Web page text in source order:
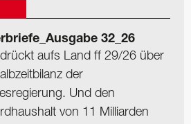
32_26
aufs Land ff 29/26 über
der
Und den
von 11 Milliarden